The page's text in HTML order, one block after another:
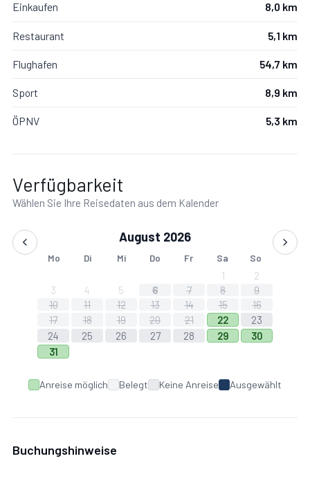
Einkaufen 8,0 km
Restaurant 5,1 km
Flughafen 54,7 km
Sport 8,9 km
ÖPNV 5,3 km
Verfügbarkeit
Wählen Sie Ihre Reisedaten aus dem Kalender
August 2026
Mo Di Mi Do Fr Sa So
1
2
3
4 5 6 7 8
9
10
11 12 13 14 15
16
17
18 19 20 21 22
23
24
25 26 27 28 29
30
31
Anreise möglich Belegt Keine Anreise Ausgewählt
Buchungshinweise